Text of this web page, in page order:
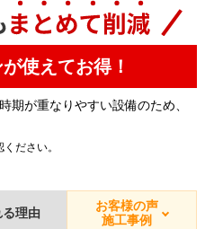
使えてお得！
期が重なりやすい設備のため、
ださい。
理由
お客様の声
施工事例